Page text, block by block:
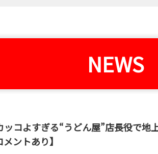
NEWS
ッコよすぎる“うどん屋”店長役で
ントあり】